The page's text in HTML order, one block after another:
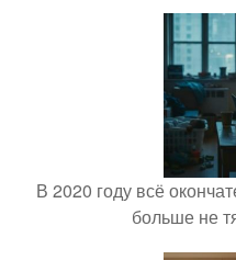
В 2020 году всё
больше не